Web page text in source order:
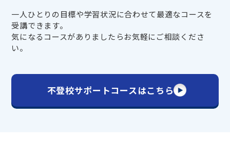
一人ひとりの目標や学習状況に合わせて最適なコースを
受講できます。
気になるコースがありましたらお気軽にご相談くださ
い。
不登校サポートコースはこちら